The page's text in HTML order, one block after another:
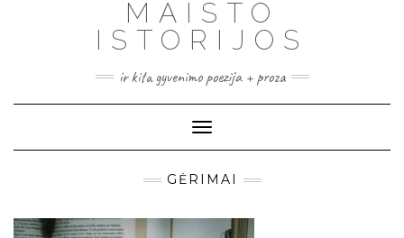
MAISTO
ISTORIJOS
ir kita gyvenimo poezija + proza
Toggle
Navigation
GĖRIMAI